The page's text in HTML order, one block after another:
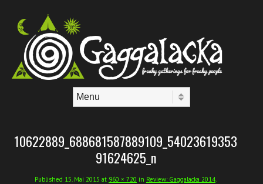
10622889_688681587889109_54023619353
91624625_n
Published 15. Mai 2015 at 960 × 720 in Review: Gaggalacka 2014.